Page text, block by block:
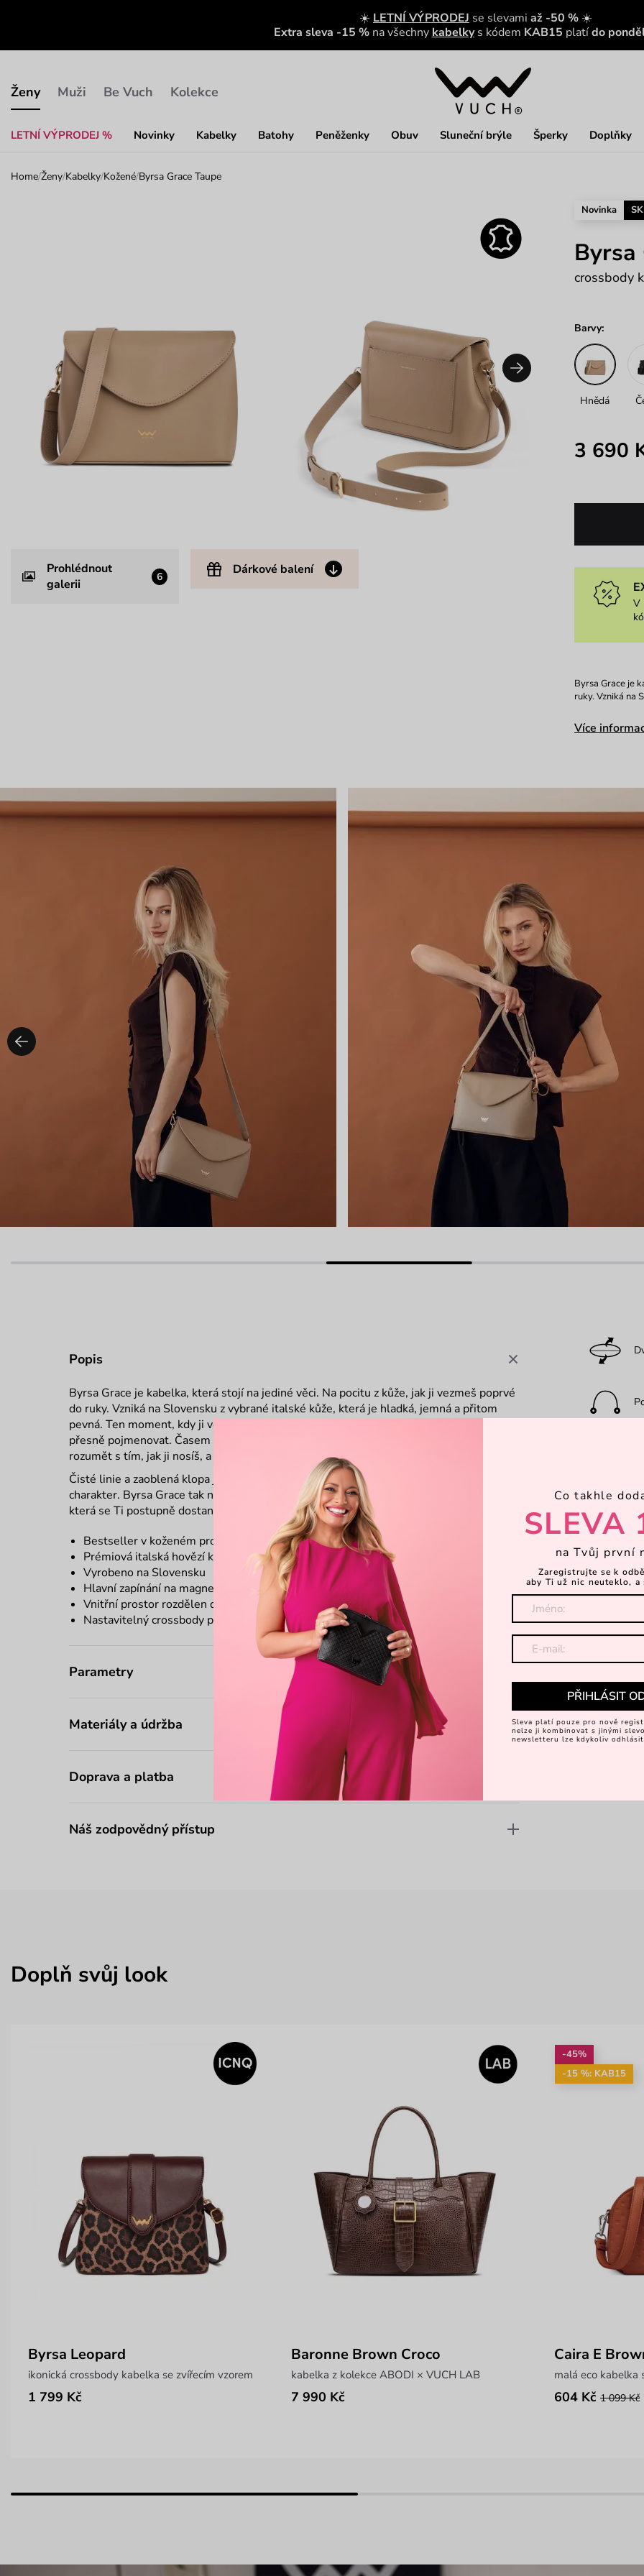
☀️ LETNÍ VÝPRODEJ se slevami až -50 % ☀️
Extra sleva -15 % na všechny kabelky s kódem KAB15 platído
Ženy
LETNÍ VÝPRODEJ % Novinky Kabelky Batohy Peněženky Obuv Sluneční brýle Šperky Doplňky
Muži Be Vuch Kolekce
Home/Ženy/Kabelky/Kožené/Byrsa Grace Taupe
Prohlédnout
galerii
6 Dárkové balení
Novinka
Byrsa
crossbody
Barvy:
Hnědá
3 690
V
Byrsa Grace je
ruky. Vzniká na
Více
Popis
Byrsa Grace je kabelka, která stojí na jediné věci. Na pocitu z kůže, jak ji vezmeš poprvé
do ruky. Vzniká na Slovensku z vybrané italské kůže, která je hladká, jemná a přitom
pevná. Ten moment, kdy ji vezmeš do ruky a hned víš, že je jiná, i když to neumíš
přesně pojmenovat. Časem se ten pocit ještě prohlubuje, protože materiál si začne víc
rozumět s tím, jak ji nosíš, a získává lehkou měkkost, která je jen její.
Čisté linie a zaoblená klopa jí dávají tvar, ale nic nepřebíjí to hlavní - materiál a jeho
charakter. Byrsa Grace tak nepůsobí jako kabelka, která chce být vidět, spíš jako taková,
která se Ti postupně dostane do ruky i do každodenního rytmu.
Bestseller v koženém provedení
Prémiová italská hovězí kůže
Vyrobeno na Slovensku
Hlavní zapínání na magnet
Vnitřní prostor rozdělen do dvou částí
Nastavitelnýcrossbody popruh
Parametry
Materiály a údržba
Doprava a platba
Náš zodpovědný přístup
Objevte
Doplň svůj look
Byrsa Leopard
ikonická crossbody kabelka se zvířecím vzorem
1 799 Kč
Baronne Brown Croco
kabelka z kolekce ABODI × VUCH LAB
7 990 Kč
-45%
-15 %: KAB15
Caira E
malá eco kabelka
604 Kč 1 099 Kč
Co takhle
SLEVA
na Tvůj první
Zaregistrujte se k
aby Ti už nic neuteklo, a
PŘIHLÁSIT
Sleva platí pouze pro nově
nelze ji kombinovat s jinými
newsletteru lze kdykoliv